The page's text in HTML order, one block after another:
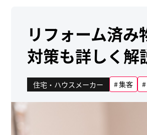
リフォーム済
対策も詳しく解
住宅・ハウスメーカー 集客